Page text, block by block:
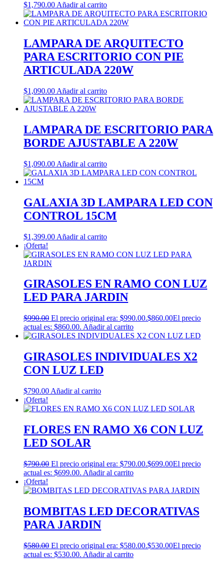
$1,790.00 Añadir al carrito
LAMPARA DE ARQUITECTO
PARA ESCRITORIO CON PIE
ARTICULADA 220W
$1,090.00 Añadir al carrito
LAMPARA DE ESCRITORIO PARA
BORDE AJUSTABLE A 220W
$1,090.00 Añadir al carrito
GALAXIA 3D LAMPARA LED CON
CONTROL 15CM
$1,399.00 Añadir al carrito
¡Oferta!
GIRASOLES EN RAMO CON LUZ
LED PARA JARDIN
$990.00 El precio original era: $990.00.$860.00El precio
actual es: $860.00. Añadir al carrito
GIRASOLES INDIVIDUALES X2
CON LUZ LED
$790.00 Añadir al carrito
¡Oferta!
FLORES EN RAMO X6 CON LUZ
LED SOLAR
$790.00 El precio original era: $790.00.$699.00El precio
actual es: $699.00. Añadir al carrito
¡Oferta!
BOMBITAS LED DECORATIVAS
PARA JARDIN
$580.00 El precio original era: $580.00.$530.00El precio
actual es: $530.00. Añadir al carrito